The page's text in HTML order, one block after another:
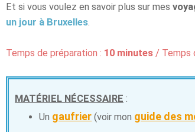
Et si vous voulez en savoir plus sur mes
un jour à Bruxelles
Temps de préparation : 10 minutes / Temps
MATÉRIEL NÉCESSAIRE :
Un gaufrier (voir mon guide des